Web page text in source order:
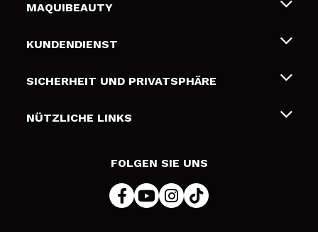
MAQUIBEAUTY
Über uns
Geschenkkarten
KUNDENDIENST
Liefer- und Versandkosten
Zahlung
SICHERHEIT UND PRIVATSPHÄRE
Bedingungen und Datenschutz
NÜTZLICHE LINKS
FOLGEN SIE UNS